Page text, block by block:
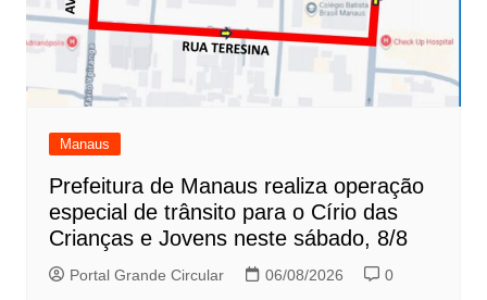
Manaus
Prefeitura de Manaus realiza operação
especial de trânsito para o Círio das
Crianças e Jovens neste sábado, 8/8
Portal Grande Circular 06/08/2026 0